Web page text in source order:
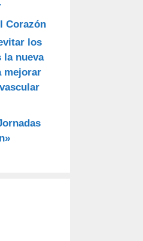
Corazón
los
la nueva
mejorar